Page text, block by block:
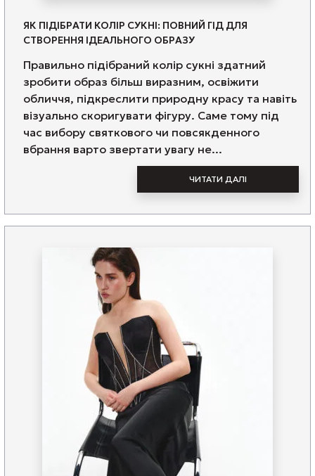
ЯК ПІДІБРАТИ КОЛІР СУКНІ: ПОВНИЙ ГІД ДЛЯ
СТВОРЕННЯ ІДЕАЛЬНОГО ОБРАЗУ
Правильно підібраний колір сукні здатний
зробити образ більш виразним, освіжити
обличчя, підкреслити природну красу та навіть
візуально скоригувати фігуру. Саме тому під
час вибору святкового чи повсякденного
вбрання варто звертати увагу не...
ЧИТАТИ ДАЛІ